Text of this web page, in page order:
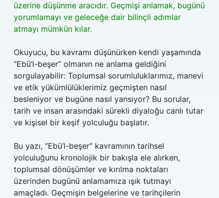
üzerine düşünme aracıdır. Geçmişi anlamak, bugünü
yorumlamayı ve geleceğe dair bilinçli adımlar
atmayı mümkün kılar.
Okuyucu, bu kavramı düşünürken kendi yaşamında
“Ebü’l-beşer” olmanın ne anlama geldiğini
sorgulayabilir: Toplumsal sorumluluklarımız, manevi
ve etik yükümlülüklerimiz geçmişten nasıl
besleniyor ve bugüne nasıl yansıyor? Bu sorular,
tarih ve insan arasındaki sürekli diyaloğu canlı tutar
ve kişisel bir keşif yolculuğu başlatır.
Bu yazı, “Ebü’l-beşer” kavramının tarihsel
yolculuğunu kronolojik bir bakışla ele alırken,
toplumsal dönüşümler ve kırılma noktaları
üzerinden bugünü anlamamıza ışık tutmayı
amaçladı. Geçmişin belgelerine ve tarihçilerin